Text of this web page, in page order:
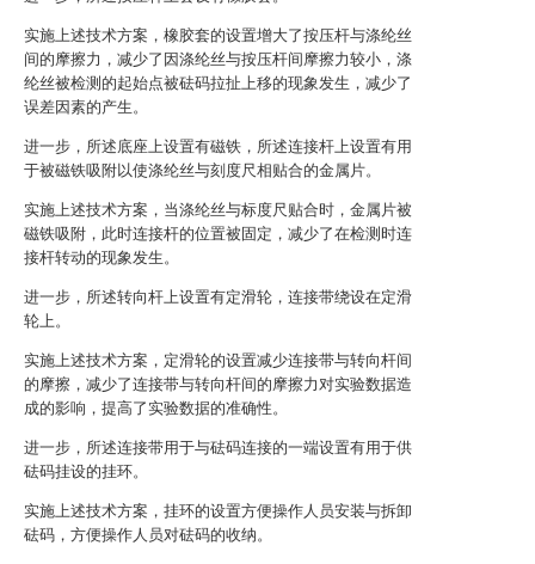
实施上述技术方案，橡胶套的设置增大了按压杆与涤纶丝
间的摩擦力，减少了因涤纶丝与按压杆间摩擦力较小，涤
纶丝被检测的起始点被砝码拉扯上移的现象发生，减少了
误差因素的产生。
进一步，所述底座上设置有磁铁，所述连接杆上设置有用
于被磁铁吸附以使涤纶丝与刻度尺相贴合的金属片。
实施上述技术方案，当涤纶丝与标度尺贴合时，金属片被
磁铁吸附，此时连接杆的位置被固定，减少了在检测时连
接杆转动的现象发生。
进一步，所述转向杆上设置有定滑轮，连接带绕设在定滑
轮上。
实施上述技术方案，定滑轮的设置减少连接带与转向杆间
的摩擦，减少了连接带与转向杆间的摩擦力对实验数据造
成的影响，提高了实验数据的准确性。
进一步，所述连接带用于与砝码连接的一端设置有用于供
砝码挂设的挂环。
实施上述技术方案，挂环的设置方便操作人员安装与拆卸
砝码，方便操作人员对砝码的收纳。